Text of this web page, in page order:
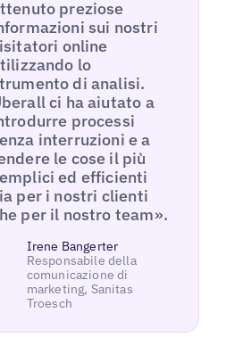
preziose
sui nostri
online
lo
di analisi.
ci ha aiutato a
processi
interruzioni e a
le cose il più
ed efficienti
per i nostri clienti
per il nostro team».
Irene Bangerter
Responsabile della
comunicazione di
marketing, Sanitas
Troesch